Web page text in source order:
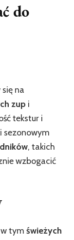
do
na
zup i
tekstur i
sezonowym
, takich
wzbogacić
tym świeżych